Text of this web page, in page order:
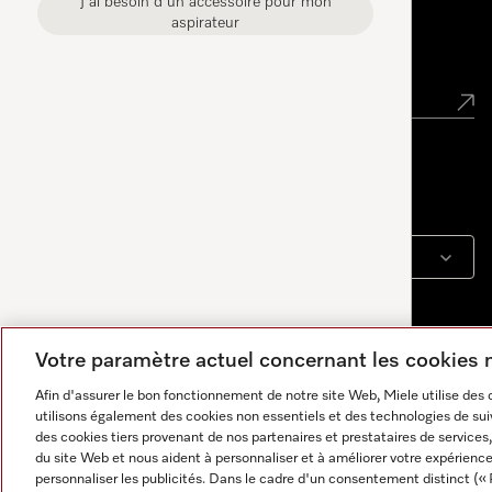
aspirateur
Votre paramètre actuel concernant les
Afin d'assurer le bon fonctionnement de notre site Web, Miele utilise
utilisons également des cookies non essentiels et des technologies de
des cookies tiers provenant de nos partenaires et prestataires de
du site Web et nous aident à personnaliser et à améliorer votre
personnaliser les publicités. Dans le cadre d'un consentement distinct